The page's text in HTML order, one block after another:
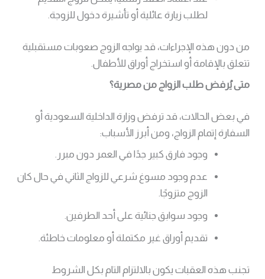
لطلب زيارة عائلية أو تأشيرة دخول للزوجة.
من دون هذه الإجراءات، قد يواجه الزوج صعوبات مستقبلية
تتعلق بالإقامة أو استخراج أوراق للأطفال.
متى يُرفض طلب الزواج من مصرية؟
في بعض الحالات، قد ترفض وزارة الداخلية السعودية أو
السفارة إتمام الزواج، ومن أبرز الأسباب:
وجود فارق كبير جدًا في العمر دون مبرر.
عدم وجود مسوغ شرعي للزواج الثاني في حال كان
الزوج متزوجًا.
وجود سوابق جنائية على أحد الطرفين.
تقديم أوراق غير مكتملة أو معلومات خاطئة.
تجنب هذه العقبات يكون بالالتزام التام بكل الشروط